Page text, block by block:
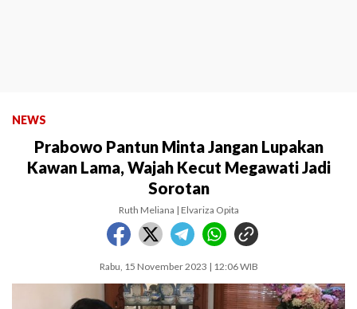
NEWS
Prabowo Pantun Minta Jangan Lupakan
Kawan Lama, Wajah Kecut Megawati Jadi
Sorotan
Ruth Meliana | Elvariza Opita
Rabu, 15 November 2023 | 12:06 WIB